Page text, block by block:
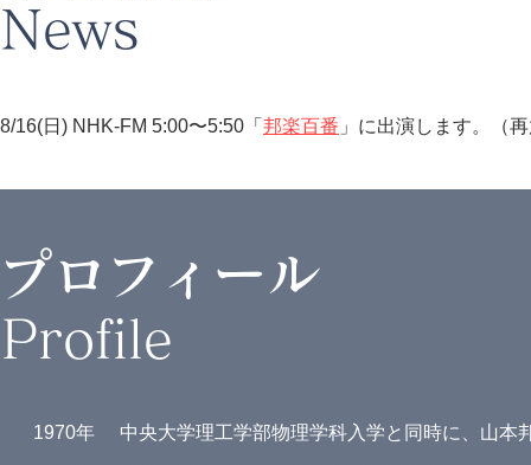
News
8/16(日) NHK-FM 5:00〜5:50「 邦楽百番 」に出演します。（
プロフィール
Profile
1970年 中央大学理工学部物理学科入学と同時に、山本